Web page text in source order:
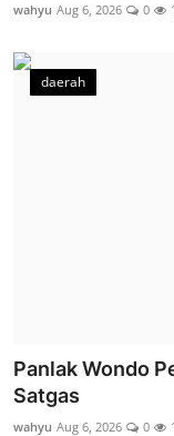
wahyu Aug 6, 2026 0 1
daerah
Panlak Wondo
Satgas
wahyu Aug 6, 2026 0 1